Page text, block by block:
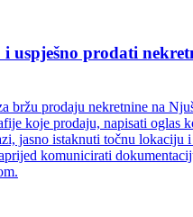
uspješno prodati
bržu prodaju nekretnine na
koje prodaju, napisati oglas
jasno istaknuti točnu lokaciju
komunicirati